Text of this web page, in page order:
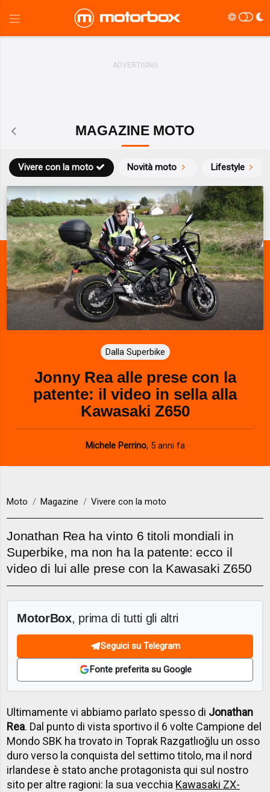
MAGAZINE MOTO
Novità moto
Vivere con la moto Lifestyle
Dalla Superbike
Jonny Rea alle prese con la
patente: il video in sella alla
Kawasaki Z650
Michele Perrino, 5 anni fa
Moto Magazine Vivere con la moto
Jonathan Rea ha vinto 6 titoli mondiali in
Superbike, ma non ha la patente: ecco il
video di lui alle prese con la Kawasaki Z650
MotorBox, prima di tutti gli altri
Seguici su Telegram
Fonte preferita su Google
Ultimamente vi abbiamo parlato spesso di Jonathan
Rea. Dal punto di vista sportivo il 6 volte Campione del
Mondo SBK ha trovato in Toprak Razgatlıoğlu un osso
duro verso la conquista del settimo titolo, ma il nord
irlandese è stato anche protagonista qui sul nostro
sito per altre ragioni: la sua vecchia Kawasaki ZX-